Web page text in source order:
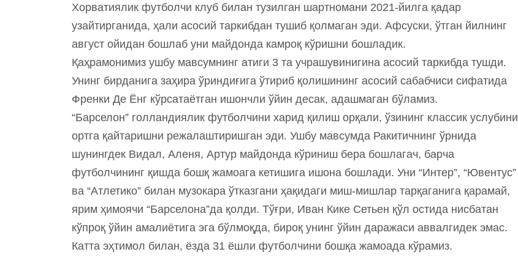
Хорватиялик футболчи клуб билан тузилган шартномани 2021-йилга қадар
узайтирганида, ҳали асосий таркибдан тушиб қолмаган эди. Афсуски, ўтган йилнинг
август ойидан бошлаб уни майдонда камроқ кўришни бошладик.
Қаҳрамонимиз ушбу мавсумнинг атиги 3 та учрашувинигина асосий таркибда тушди.
Унинг бирданига заҳира ўриндиғига ўтириб қолишининг асосий сабабчиси сифатида
Френки Де Ёнг кўрсатаётган ишончли ўйин десак, адашмаган бўламиз.
“Барселон” голландиялик футболчини харид қилиш орқали, ўзининг классик услубини
ортга қайтаришни режалаштиришган эди. Ушбу мавсумда Ракитичнинг ўрнида
шунингдек Видал, Аленя, Артур майдонда кўриниш бера бошлагач, барча
футболчининг қишда бошқ жамоага кетишига ишона бошлади. Уни “Интер”, “Ювентус”
ва “Атлетико” билан музокара ўтказгани ҳақидаги миш-мишлар тарқаганига қарамай,
ярим ҳимоячи “Барселона”да қолди. Тўғри, Иван Кике Сетьен қўл остида нисбатан
кўпроқ ўйин амалиётига эга бўлмоқда, бироқ унинг ўйин даражаси аввалгидек эмас.
Катта эҳтимол билан, ёзда 31 ёшли футболчини бошқа жамоада кўрамиз.